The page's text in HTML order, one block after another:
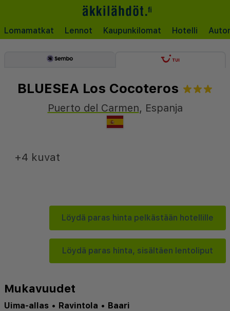
Lomamatkat Lennot Kaupunkilomat Hotelli
BLUESEA Los Cocoteros
Puerto del Carmen, Espanja
Löydä paras hinta pelkästään hotellille
Löydä paras hinta, sisältäen lentoliput
+4 kuvat
Mukavuudet
Uima-allas • Ravintola • Baari